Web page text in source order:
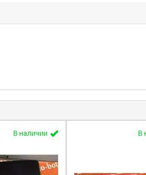
В наличии В